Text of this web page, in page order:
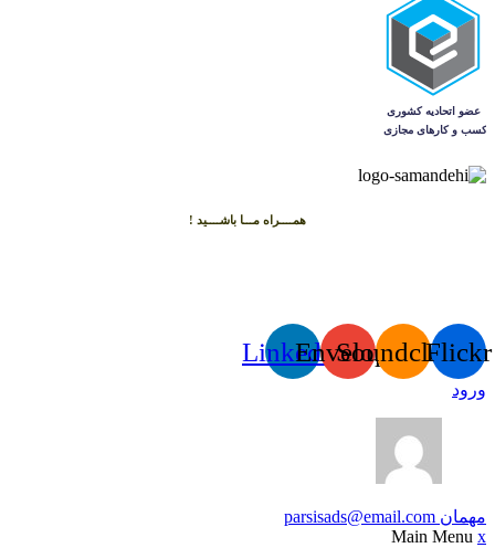
همــــراه مـــا باشــــید !
Flickr
Soundcloud
Envelope
Linkedin
ورود
مهمان parsisads@email.com
Main Menu x